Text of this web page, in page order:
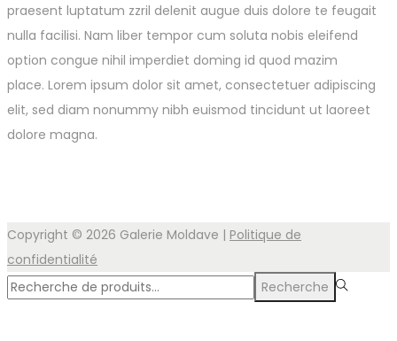
praesent luptatum zzril delenit augue duis dolore te feugait
nulla facilisi. Nam liber tempor cum soluta nobis eleifend
option congue nihil imperdiet doming id quod mazim
place. Lorem ipsum dolor sit amet, consectetuer adipiscing
elit, sed diam nonummy nibh euismod tincidunt ut laoreet
dolore magna.
Copyright © 2026 Galerie Moldave | Politique de
confidentialité
Rechercher
Recherche